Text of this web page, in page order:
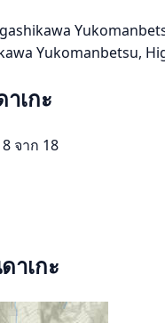
Yukomanbetsu,
เกะ
จาก 18
าเกะ